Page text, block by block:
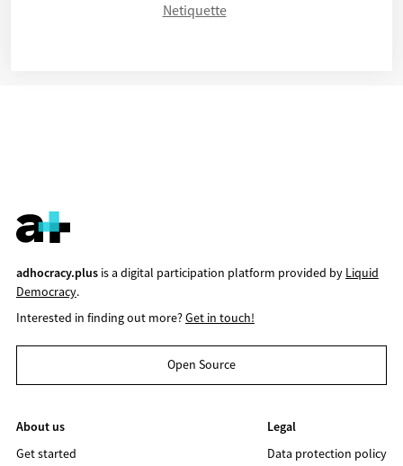
Netiquette
adhocracy.plusis a digital participation platform provided by Liquid
Democracy.
Interested in finding out more?Get in touch!
Open Source
About us
Get started
Legal
Data protection policy